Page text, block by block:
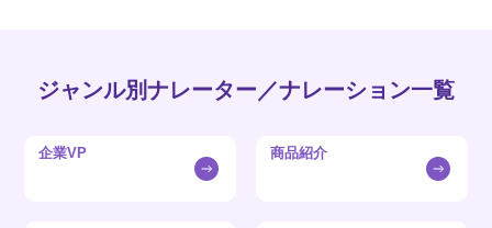
ジャンル別ナレーター／ナレーション一覧
企業VP 商品紹介